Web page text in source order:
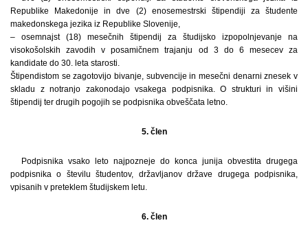
Republike Makedonije in dve (2) enosemestrski štipendiji za študente
makedonskega jezika iz Republike Slovenije,
– osemnajst (18) mesečnih štipendij za študijsko izpopolnjevanje na
visokošolskih zavodih v posamičnem trajanju od 3 do 6 mesecev za
kandidate do 30. leta starosti.
Štipendistom se zagotovijo bivanje, subvencije in mesečni denarni znesek v
skladu z notranjo zakonodajo vsakega podpisnika. O strukturi in višini
štipendij ter drugih pogojih se podpisnika obveščata letno.
5. člen
Podpisnika vsako leto najpozneje do konca junija obvestita drugega
podpisnika o številu študentov, državljanov države drugega podpisnika,
vpisanih v preteklem študijskem letu.
6. člen